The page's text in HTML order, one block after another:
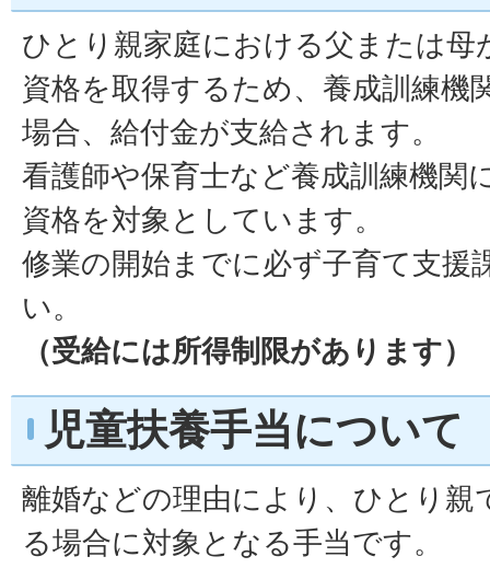
ひとり親家庭における父または母
資格を取得するため、養成訓練機
場合、給付金が支給されます。
看護師や保育士など養成訓練機関
資格を対象としています。
修業の開始までに必ず子育て支援
い。
（受給には所得制限があります）
児童扶養手当について
離婚などの理由により、ひとり親
る場合に対象となる手当です。